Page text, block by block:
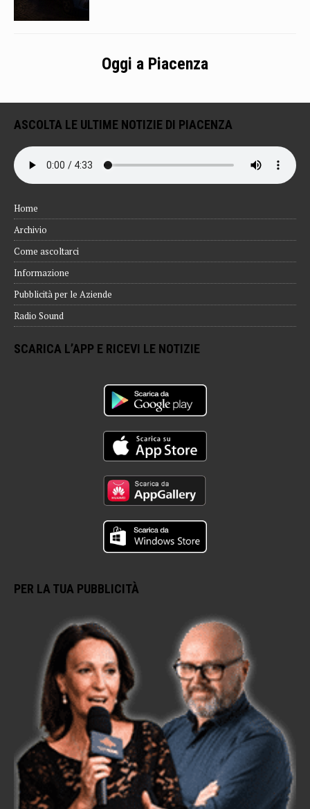
Oggi a Piacenza
ASCOLTA LE ULTIME NOTIZIE DI PIACENZA
Home
Archivio
Come ascoltarci
Informazione
Pubblicità per le Aziende
Radio Sound
SCARICA L’APP E RICEVI LE NOTIZIE
PER LA TUA PUBBLICITÀ